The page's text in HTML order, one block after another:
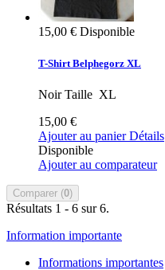
15,00 € Disponible
T-Shirt Belphegorz XL
Noir Taille XL
15,00 €
Ajouter au panier Détails
Disponible
Ajouter au comparateur
Comparer (0)
Résultats 1 - 6 sur 6.
Information importante
Informations importantes